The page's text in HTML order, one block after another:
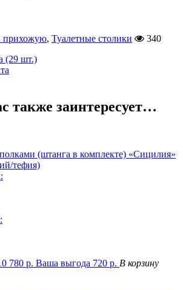
прихожую, Туалетные столики
340
(29 шт.)
также заинтересует…
(штанга в комплекте) «Сицилия»
тефия)
780 р. Ваша выгода 720 р. В корзину